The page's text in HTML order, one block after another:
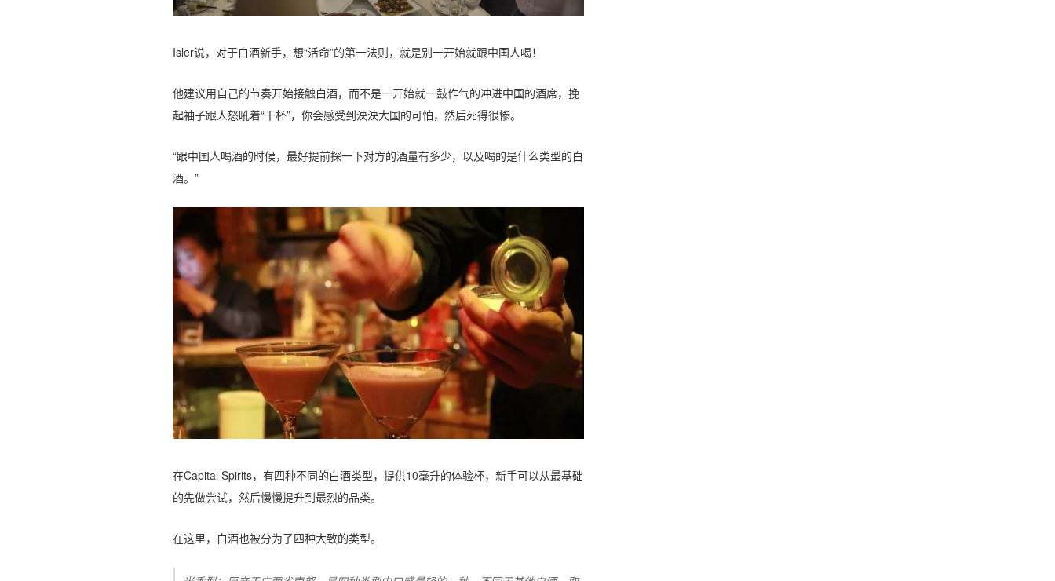
Isler说，对于白酒新手，想“活命”的第一法则，就是别一开始就跟中国人喝！
他建议用自己的节奏开始接触白酒，而不是一开始就一鼓作气的冲进中国的酒席，挽
起袖子跟人怒吼着“干杯”，你会感受到泱泱大国的可怕，然后死得很惨。
“跟中国人喝酒的时候，最好提前探一下对方的酒量有多少，以及喝的是什么类型的白
酒。”
在Capital Spirits，有四种不同的白酒类型，提供10毫升的体验杯，新手可以从最基础
的先做尝试，然后慢慢提升到最烈的品类。
在这里，白酒也被分为了四种大致的类型。